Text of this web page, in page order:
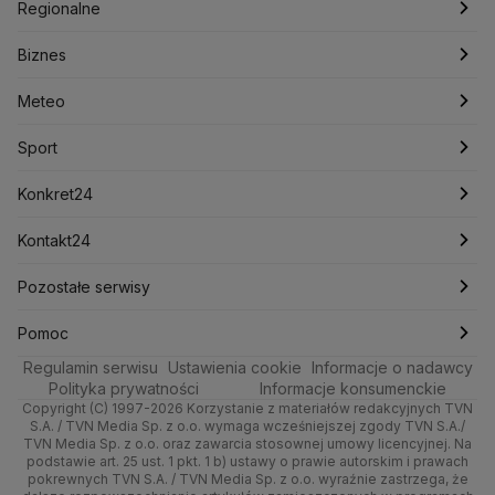
Kryptowaluty
Lotnisko Chopina
Mariusz Błaszczak
Mark Zuckerberg
Ministerstwo Aktywów Państwowych
Ministerstwo Infrastruktury
Ministerstwo Rolnictwa
Ministerstwo Rozwoju i Technologii
Ministerstwo Sportu i Turystyki
Ministerstwo Cyfryzacji
Ministerstwo Edukacji Narodowej
Ministerstwo Finansów
Polska
Biznes
Meteo
Sport
Zdrowie
Technologia
Quizy
Tematy
Filmy dokumentalne
Podcasty
Artykuły
Newslettery
Oglądaj Fakty
Fakty po Faktach
Fakty o Świecie
Ludzie Faktów
Regionalne
Warszawa
Łódź
Katowice
Kraków
Poznań
Trójmiasto
Kielce
Kujawsko-pomorskie
Lublin
Biznes
Najnowsze
Notowania
Pieniądze
Nieruchomości
Rynki
Dla firm
Handel
Ze świata
Tech
Meteo
Pogoda godzinowa
Pogoda długoterminowa
Pogoda na jutro
Pogoda na weekend
Najnowsze
Polska
Prognoza
Świat
Sport
Piłka Nożna
Tenis
Kolarstwo
Skoki Narciarskie
Sporty zimowe
Lekkoatletyka
Siatkówka
Konkret24
Najnowsze
Polska
Świat
Polityka
Zdrowie
Tech
Kontakt24
Najnowsze
Gorące Tematy
Wyślij zgłoszenie
Pozostałe serwisy
TVN
Dzień Dobry TVN
Uwaga TVN
HGTV
Pomoc
Centrum pomocy
Test zgodności
Oglądaj na TV
Regulamin serwisu Ustawienia cookie
Informacje o nadawcy
Polityka prywatności
Informacje konsumenckie
Copyright (C) 1997-2026 Korzystanie z materiałów redakcyjnych TVN
S.A. / TVN Media Sp. z o.o. wymaga wcześniejszej zgody TVN S.A./
TVN Media Sp. z o.o. oraz zawarcia stosownej umowy licencyjnej. Na
podstawie art. 25 ust. 1 pkt. 1 b) ustawy o prawie autorskim i prawach
pokrewnych TVN S.A. / TVN Media Sp. z o.o. wyraźnie zastrzega, że